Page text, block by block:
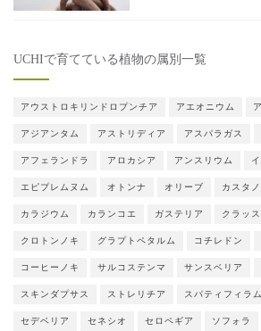
UCHIで育てている植物の属別一覧
アウストロキリンドロプンチア アエオニウム
アジアンタム アストリディア アスパラガス
アフェランドラ アロカシア アンスリウム
エピプレムヌム オトンナ オリーブ カスタ
カラジウム カランコエ ガステリア クラッス
クロトンノキ グラプトペタルム コチレドン
コーヒーノキ サルコステンマ サンスベリア
スキンダプサス ストレリチア スパティフィラム
セデベリア セネシオ セロペギア ソフォラ